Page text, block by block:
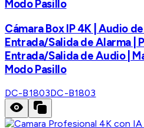
Modo Pasillo
Cámara Box IP 4K | Audio de
Entrada/Salida de Alarma |
Entrada/Salida de Audio |
Modo Pasillo
DC-B1803DC-B1803